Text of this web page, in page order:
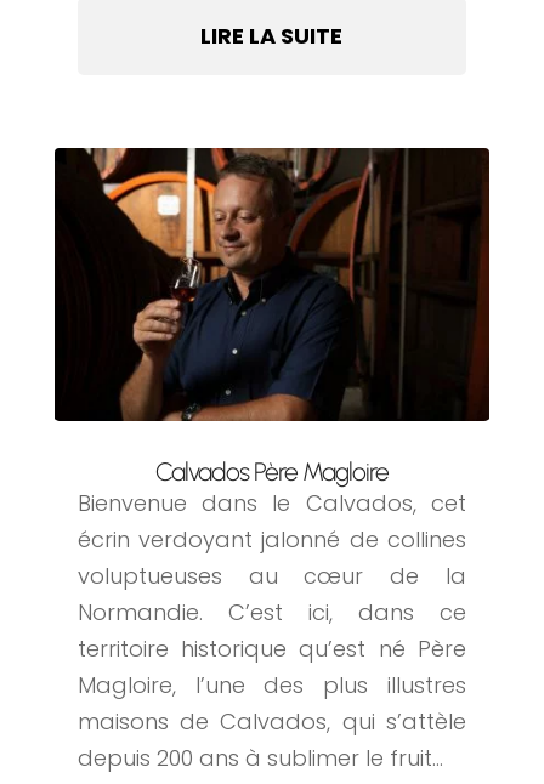
LIRE LA SUITE
Calvados Père Magloire
Bienvenue dans le Calvados, cet
écrin verdoyant jalonné de collines
voluptueuses au cœur de la
Normandie. C’est ici, dans ce
territoire historique qu’est né Père
Magloire, l’une des plus illustres
maisons de Calvados, qui s’attèle
depuis 200 ans à sublimer le fruit...